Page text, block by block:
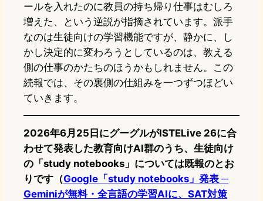
ールを入れたのに教員の持ち帰り仕事はむしろ
増えた、という逆説が指摘されています。派手
なのは生徒向けの学習機能ですが、静かに、し
かし決定的に変わろうとしているのは、教える
側の仕事のかたちのほうかもしれません。この
続報では、その裏側の仕組みを一つずつほどい
ていきます。
2026年6月25日にグーグルがISTELive 26に合
わせて発表した教育向けAI群のうち、生徒向け
の「study notebooks」については既報のとお
りです（Google「study notebooks」発表 ─
Geminiが無料・全言語の学習AIに、SAT対策